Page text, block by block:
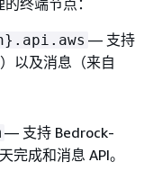
— 支持
以及消息（来自
— 支持 Bedrock-
完成和消息 API。